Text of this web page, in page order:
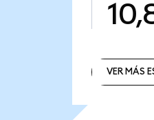
VER MÁS